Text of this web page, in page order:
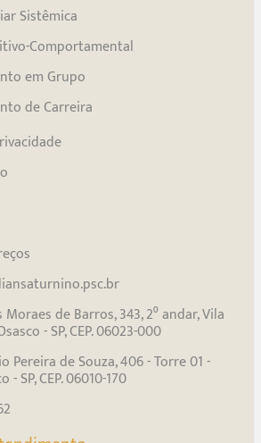
Sistêmica
Comportamental
em Grupo
de Carreira
Moraes de Barros, 343, 2⁰ andar, Vila
- SP, CEP. 06023-000
Pereira de Souza, 406 - Torre 01 -
- SP, CEP. 06010-170